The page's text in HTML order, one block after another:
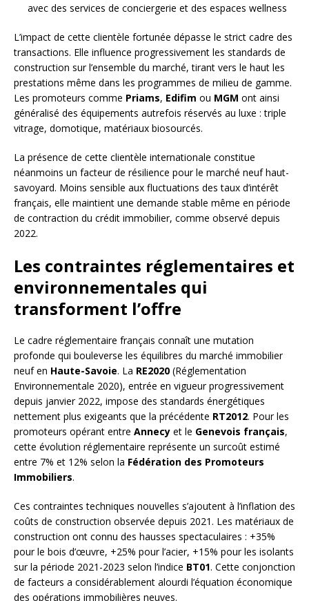
avec des services de conciergerie et des espaces wellness
L’impact de cette clientèle fortunée dépasse le strict cadre des
transactions. Elle influence progressivement les standards de
construction sur l’ensemble du marché, tirant vers le haut les
prestations même dans les programmes de milieu de gamme.
Les promoteurs comme Priams, Edifim ou MGM ont ainsi
généralisé des équipements autrefois réservés au luxe : triple
vitrage, domotique, matériaux biosourcés.
La présence de cette clientèle internationale constitue
néanmoins un facteur de résilience pour le marché neuf haut-
savoyard. Moins sensible aux fluctuations des taux d’intérêt
français, elle maintient une demande stable même en période
de contraction du crédit immobilier, comme observé depuis
2022.
Les contraintes réglementaires et
environnementales qui
transforment l’offre
Le cadre réglementaire français connaît une mutation
profonde qui bouleverse les équilibres du marché immobilier
neuf en Haute-Savoie. La RE2020 (Réglementation
Environnementale 2020), entrée en vigueur progressivement
depuis janvier 2022, impose des standards énergétiques
nettement plus exigeants que la précédente RT2012. Pour les
promoteurs opérant entre Annecy et le Genevois français,
cette évolution réglementaire représente un surcoût estimé
entre 7% et 12% selon la Fédération des Promoteurs
Immobiliers.
Ces contraintes techniques nouvelles s’ajoutent à l’inflation des
coûts de construction observée depuis 2021. Les matériaux de
construction ont connu des hausses spectaculaires : +35%
pour le bois d’œuvre, +25% pour l’acier, +15% pour les isolants
sur la période 2021-2023 selon l’indice BT01. Cette conjonction
de facteurs a considérablement alourdi l’équation économique
des opérations immobilières neuves.